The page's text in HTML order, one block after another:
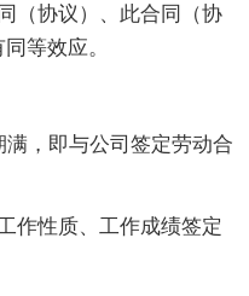
（协议）、此合同（协
等效应。
，即与公司签定劳动合
作性质、工作成绩签定